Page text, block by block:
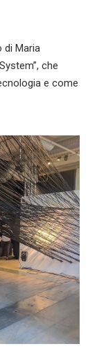
di Maria
che
e come